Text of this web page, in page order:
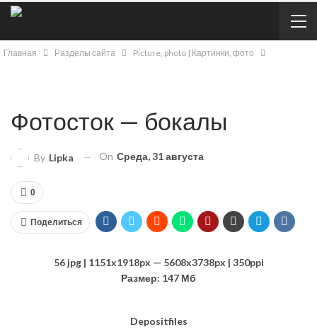
Главная Разделы сайта Picture, photo | Картинки, фото
Фотосток — бокалы
By Lipka On Среда, 31 августа
0
Поделиться
56 jpg | 1151x1918px — 5608x3738px | 350ppi
Размер: 147 Мб
Depositfiles